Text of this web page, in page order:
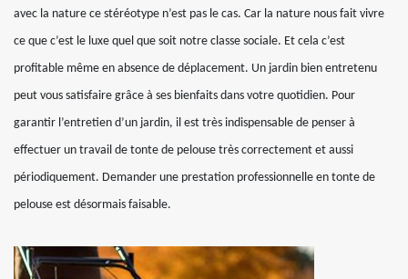
avec la nature ce stéréotype n’est pas le cas. Car la nature nous fait vivre
ce que c’est le luxe quel que soit notre classe sociale. Et cela c’est
profitable même en absence de déplacement. Un jardin bien entretenu
peut vous satisfaire grâce à ses bienfaits dans votre quotidien. Pour
garantir l’entretien d’un jardin, il est très indispensable de penser à
effectuer un travail de tonte de pelouse très correctement et aussi
périodiquement. Demander une prestation professionnelle en tonte de
pelouse est désormais faisable.